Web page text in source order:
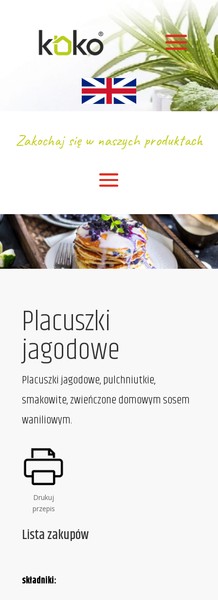
Zakochaj się w naszych produktach
Placuszki
jagodowe
Placuszki jagodowe, pulchniutkie,
smakowite, zwieńczone domowym sosem
waniliowym.
Drukuj
przepis
Lista zakupów
składniki: